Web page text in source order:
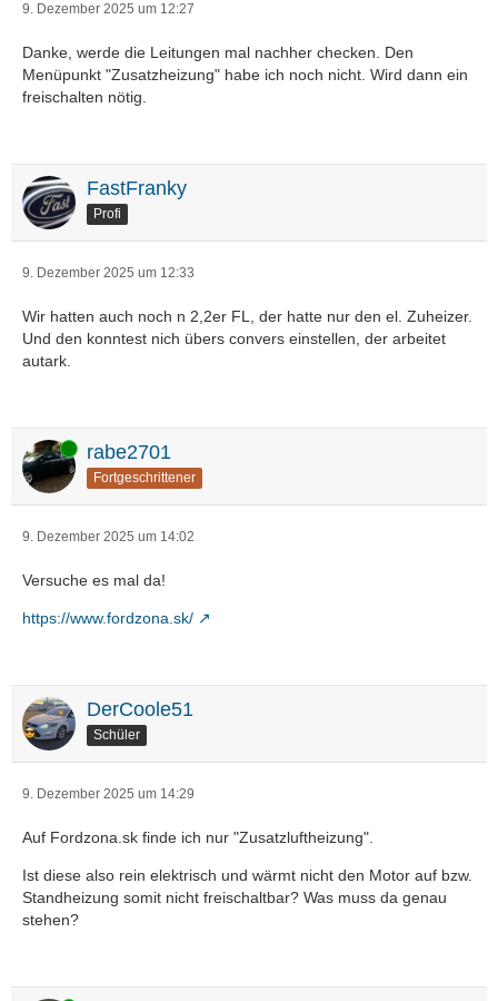
9. Dezember 2025 um 12:27
Danke, werde die Leitungen mal nachher checken. Den
Menüpunkt "Zusatzheizung" habe ich noch nicht. Wird dann ein
freischalten nötig.
FastFranky
Profi
9. Dezember 2025 um 12:33
Wir hatten auch noch n 2,2er FL, der hatte nur den el. Zuheizer.
Und den konntest nich übers convers einstellen, der arbeitet
autark.
Online rabe2701
Fortgeschrittener
9. Dezember 2025 um 14:02
Versuche es mal da!
https://www.fordzona.sk/
DerCoole51
Schüler
9. Dezember 2025 um 14:29
Auf Fordzona.sk finde ich nur "Zusatzluftheizung".
Ist diese also rein elektrisch und wärmt nicht den Motor auf bzw.
Standheizung somit nicht freischaltbar? Was muss da genau
stehen?